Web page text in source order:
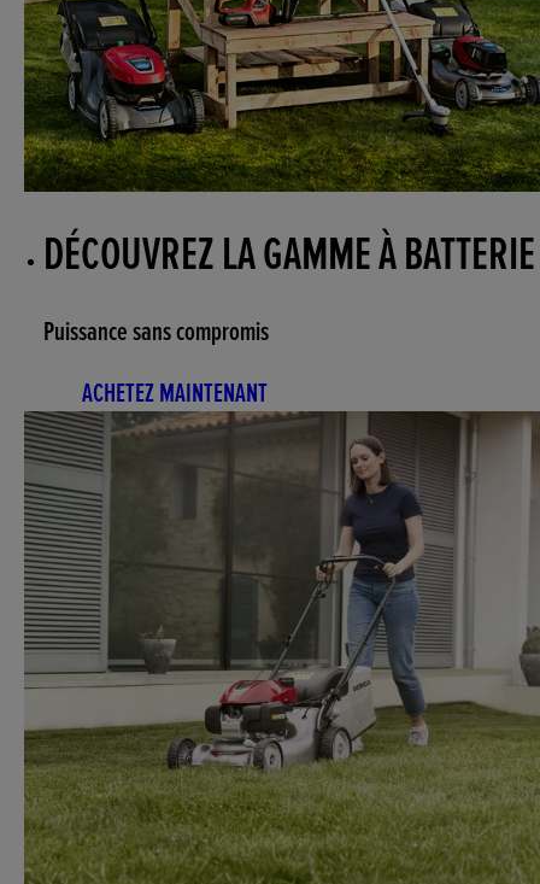
DÉCOUVREZ LA GAMME À BATTERIE
Puissance sans compromis
ACHETEZ MAINTENANT